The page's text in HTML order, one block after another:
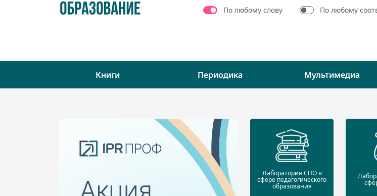
По любому слову По любому
Книги Периодика Мультимедиа
Лаборатория СПО в
сфере педагогического
образования